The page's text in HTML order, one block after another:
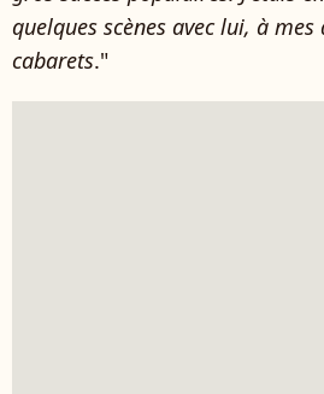
quelques scènes avec lui, à mes
cabarets."